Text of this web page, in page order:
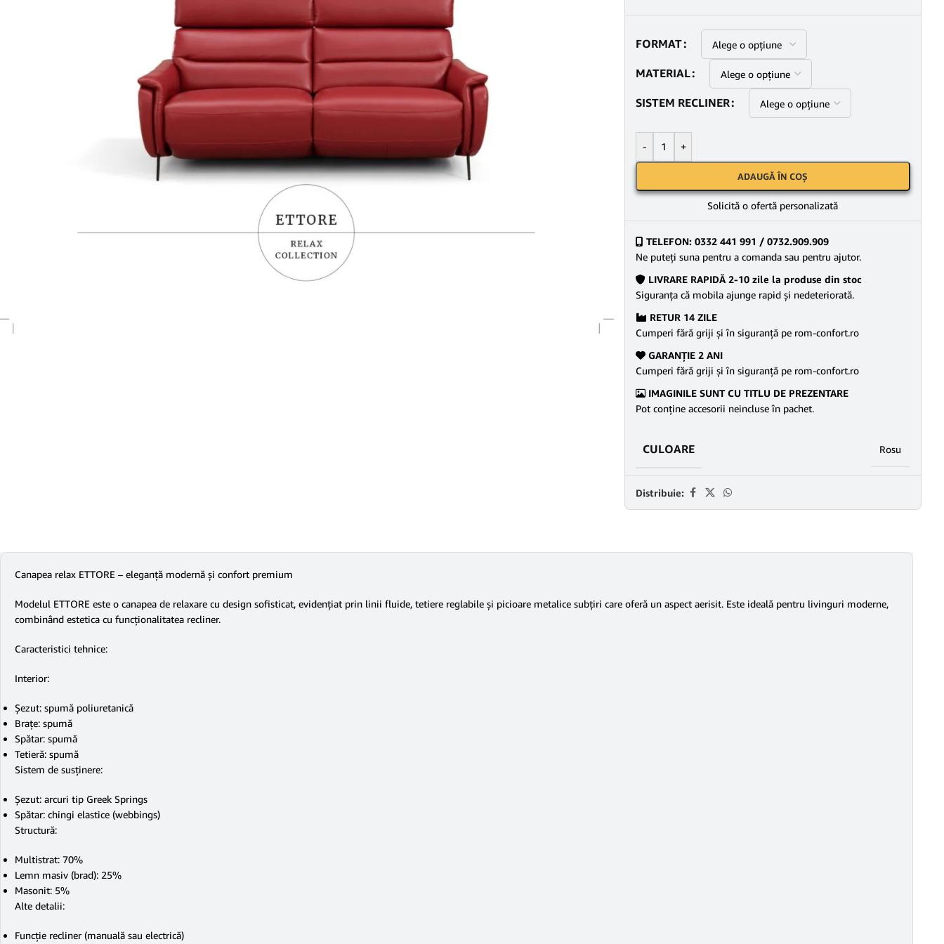
FORMAT
MATERIAL
SISTEM RECLINER
- +
ADAUGĂ ÎN COȘ
Solicită o ofertă personalizată
TELEFON: 0332 441 991 / 0732.909.909
Ne puteţi suna pentru a comanda sau pentru ajutor.
LIVRARE RAPIDĂ 2-10 zile la produse din stoc
Siguranţa că mobila ajunge rapid şi nedeteriorată.
RETUR 14 ZILE
Cumperi fără griji şi în siguranţă pe rom-confort.ro
GARANŢIE 2 ANI
Cumperi fără griji şi în siguranţă pe rom-confort.ro
IMAGINILE SUNT CU TITLU DE PREZENTARE
Pot conține accesorii neincluse în pachet.
CULOARE Rosu
Distribuie:
Canapea relax ETTORE – eleganță modernă și confort premium
Modelul ETTORE este o canapea de relaxare cu design sofisticat, evidențiat prin linii fluide, tetiere reglabile și picioare metalice subțiri care oferă un aspect aerisit. Este ideală pentru livinguri moderne,
combinând estetica cu funcționalitatea recliner.
Caracteristici tehnice:
Interior:
Șezut: spumă poliuretanică
Brațe: spumă
Spătar: spumă
Tetieră: spumă
Sistem de susținere:
Șezut: arcuri tip Greek Springs
Spătar: chingi elastice (webbings)
Structură:
Multistrat: 70%
Lemn masiv (brad): 25%
Masonit: 5%
Alte detalii:
Funcție recliner (manuală sau electrică)